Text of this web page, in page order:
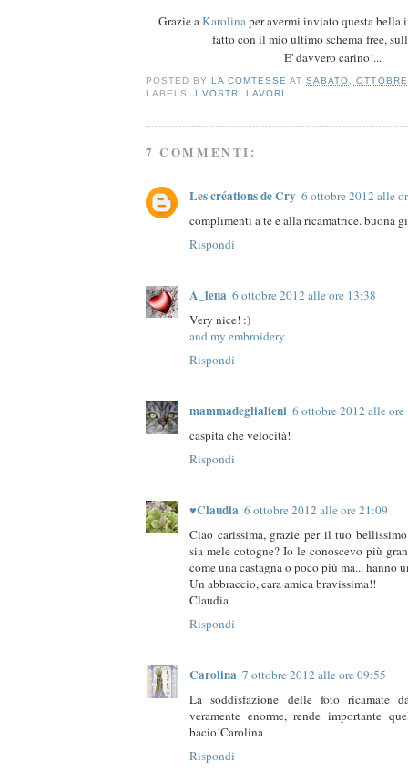
Grazie aKarolinaper avermi inviato questa bella
fatto con il mio ultimo schema free,
E' davvero carino!...
POSTED BY LA COMTESSE ATSABATO,
LABELS:
I VOSTRI LAVORI
7 COMMENTI:
Les créations de Cry 6 ottobre 2012 alle
complimenti a te e alla ricamatrice. buona
Rispondi
A_lena 6 ottobre 2012 alle ore 13:38
Very nice! :)
and my embroidery
Rispondi
mammadeglialieni 6 ottobre 2012 alle
caspita che velocità!
Rispondi
♥Claudia 6 ottobre 2012 alle ore 21:09
Ciao carissima, grazie per il tuo
sia mele cotogne? Io le conoscevo più
come una castagna o poco più ma... hanno
Un abbraccio, cara amica bravissima!!
Claudia
Rispondi
Carolina 7 ottobre 2012 alle ore 09:55
La soddisfazione delle foto ricamate
veramente enorme, rende importante
bacio!Carolina
Rispondi